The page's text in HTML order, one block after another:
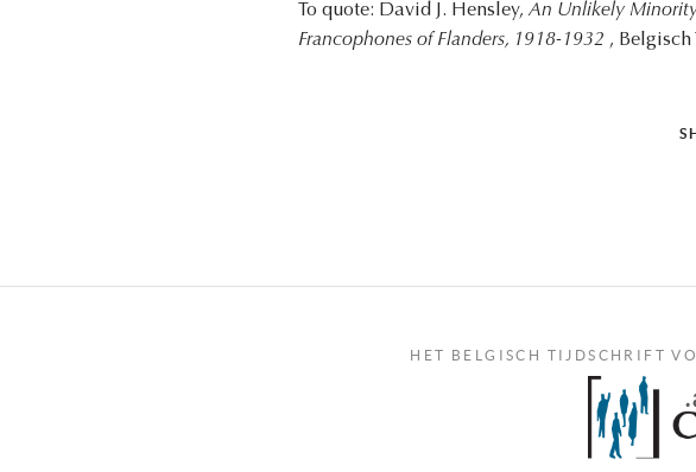
To quote: David J. Hensley, An Unlikely
Francophones of Flanders, 1918-1932 ,
HET BELGISCH TIJDSCHRIFT